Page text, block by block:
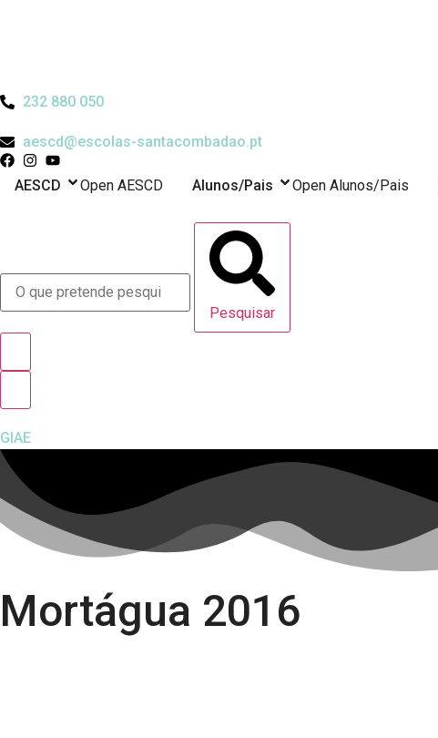
232 880 050
aescd@escolas-santacombadao.pt
AESCD Open AESCD Alunos/Pais Open Alunos/Pais
Pesquisar
GIAE
Mortágua 2016